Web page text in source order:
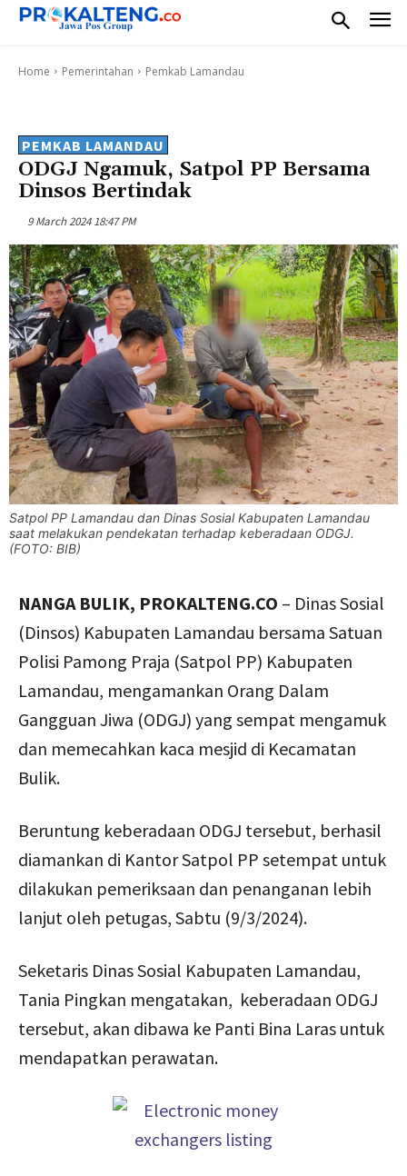
Home Pemerintahan Pemkab Lamandau
PEMKAB LAMANDAU
ODGJ Ngamuk, Satpol PP Bersama
Dinsos Bertindak
9 March 2024 18:47 PM
Satpol PP Lamandau dan Dinas Sosial Kabupaten Lamandau
saat melakukan pendekatan terhadap keberadaan ODGJ.
(FOTO: BIB)
NANGA BULIK, PROKALTENG.CO – Dinas Sosial
(Dinsos) Kabupaten Lamandau bersama Satuan
Polisi Pamong Praja (Satpol PP) Kabupaten
Lamandau, mengamankan Orang Dalam
Gangguan Jiwa (ODGJ) yang sempat mengamuk
dan memecahkan kaca mesjid di Kecamatan
Bulik.
Beruntung keberadaan ODGJ tersebut, berhasil
diamankan di Kantor Satpol PP setempat untuk
dilakukan pemeriksaan dan penanganan lebih
lanjut oleh petugas, Sabtu (9/3/2024).
Seketaris Dinas Sosial Kabupaten Lamandau,
Tania Pingkan mengatakan, keberadaan ODGJ
tersebut, akan dibawa ke Panti Bina Laras untuk
mendapatkan perawatan.